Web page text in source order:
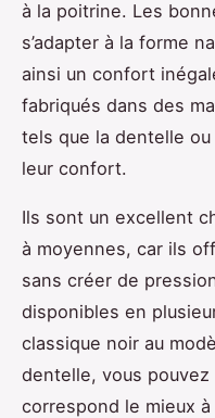
à la poitrine. Les
s’adapter à la forme
ainsi un confort
fabriqués dans des
tels que la dentelle
leur confort.
Ils sont un excellent
à moyennes, car ils
sans créer de
disponibles en
classique noir au
dentelle, vous
correspond le mieux